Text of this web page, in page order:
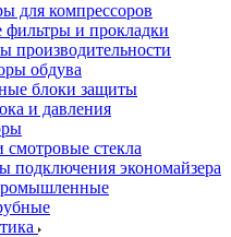
для компрессоров
и прокладки
производительности
обдува
блоки защиты
и давления
смотровые стекла
подключения экономайзера